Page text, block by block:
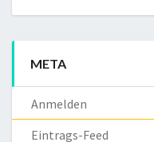
META
Anmelden
Eintrags-Feed